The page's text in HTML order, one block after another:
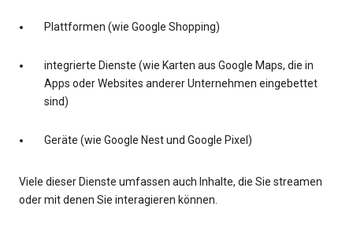
Plattformen (wie Google Shopping)
integrierte Dienste (wie Karten aus Google Maps, die in
Apps oder Websites anderer Unternehmen eingebettet
sind)
Geräte (wie Google Nest und Google Pixel)
Viele dieser Dienste umfassen auch Inhalte, die Sie streamen
oder mit denen Sie interagieren können.